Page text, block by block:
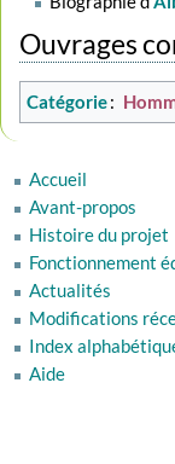
Ouvrages
Catégorie:
Accueil
Avant-propos
Histoire du projet
Fonctionnement
Actualités
Modifications
Index
Aide